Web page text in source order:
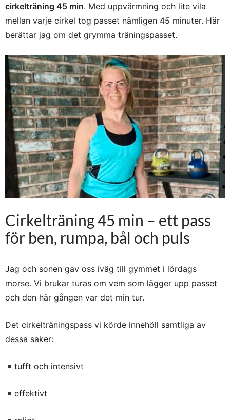
cirkelträning 45 min. Med uppvärmning och lite vila
mellan varje cirkel tog passet nämligen 45 minuter. Här
berättar jag om det grymma träningspasset.
Cirkelträning 45 min – ett pass
för ben, rumpa, bål och puls
Jag och sonen gav oss iväg till gymmet i lördags
morse. Vi brukar turas om vem som lägger upp passet
och den här gången var det min tur.
Det cirkelträningspass vi körde innehöll samtliga av
dessa saker:
tufft och intensivt
effektivt